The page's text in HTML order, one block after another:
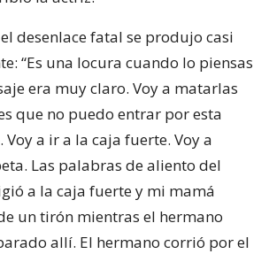
desenlace fatal se produjo casi
“Es una locura cuando lo piensas
era muy claro. Voy a matarlas
que no puedo entrar por esta
a ir a la caja fuerte. Voy a
Las palabras de aliento del
a la caja fuerte y mi mamá
un tirón mientras el hermano
allí. El hermano corrió por el